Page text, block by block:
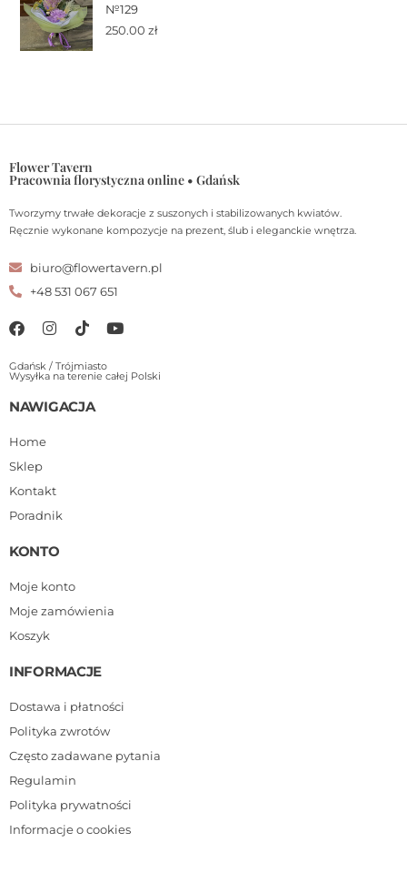
№129
250.00zł
Flower Tavern
Pracownia florystyczna online • Gdańsk
Tworzymy trwałe dekoracje z suszonych i stabilizowanych kwiatów.
Ręcznie wykonane kompozycje na prezent, ślub i eleganckie wnętrza.
biuro@flowertavern.pl
+48 531 067 651
Gdańsk / Trójmiasto
Wysyłka na terenie całej Polski
NAWIGACJA
Home
Sklep
Kontakt
Poradnik
KONTO
Moje konto
Moje zamówienia
Koszyk
INFORMACJE
Dostawa i płatności
Polityka zwrotów
Często zadawane pytania
Regulamin
Polityka prywatności
Informacje o cookies